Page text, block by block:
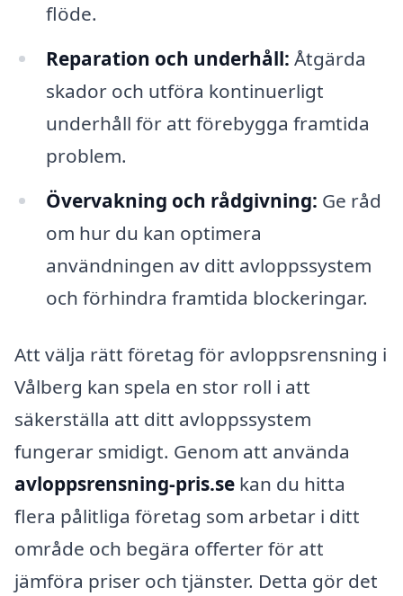
flöde.
Reparation och underhåll: Åtgärda
skador och utföra kontinuerligt
underhåll för att förebygga framtida
problem.
Övervakning och rådgivning: Ge råd
om hur du kan optimera
användningen av ditt avloppssystem
och förhindra framtida blockeringar.
Att välja rätt företag för avloppsrensning i
Vålberg kan spela en stor roll i att
säkerställa att ditt avloppssystem
fungerar smidigt. Genom att använda
avloppsrensning-pris.se kan du hitta
flera pålitliga företag som arbetar i ditt
område och begära offerter för att
jämföra priser och tjänster. Detta gör det